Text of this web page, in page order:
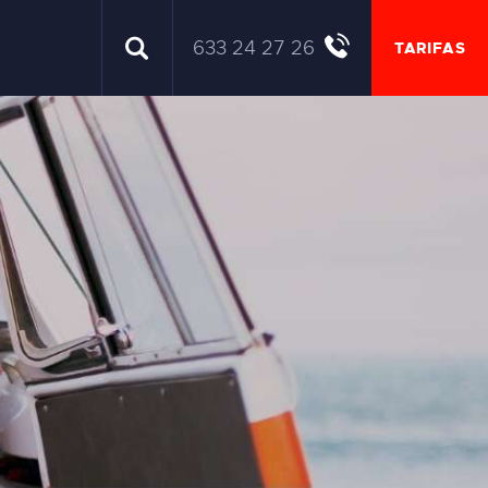
633 24 27 26 TARIFAS